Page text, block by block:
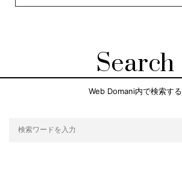
Search
Web Domani内で検索する